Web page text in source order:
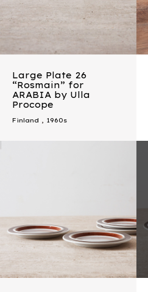
Large Plate 26
“Rosmain” for
ARABIA by Ulla
Procope
Finland , 1960s